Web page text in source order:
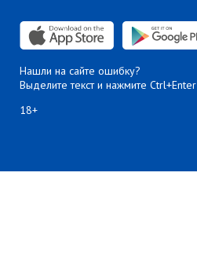
Нашли на сайте ошибку?
Выделите текст и нажмите Ctrl+Enter
18+